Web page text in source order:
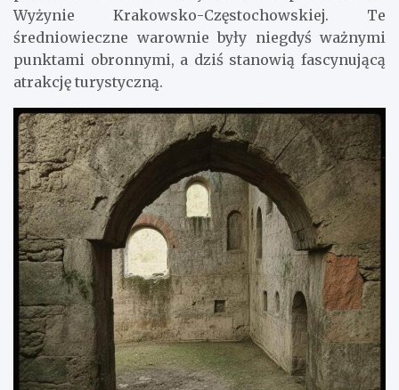
Wyżynie Krakowsko-Częstochowskiej. Te
średniowieczne warownie były niegdyś ważnymi
punktami obronnymi, a dziś stanowią fascynującą
atrakcję turystyczną.